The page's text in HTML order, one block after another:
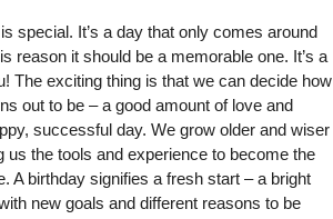
special. It’s a day that only comes around
reason it should be a memorable one. It’s a
The exciting thing is that we can decide how
out to be – a good amount of love and
successful day. We grow older and wiser
us the tools and experience to become the
A birthday signifies a fresh start – a bright
new goals and different reasons to be